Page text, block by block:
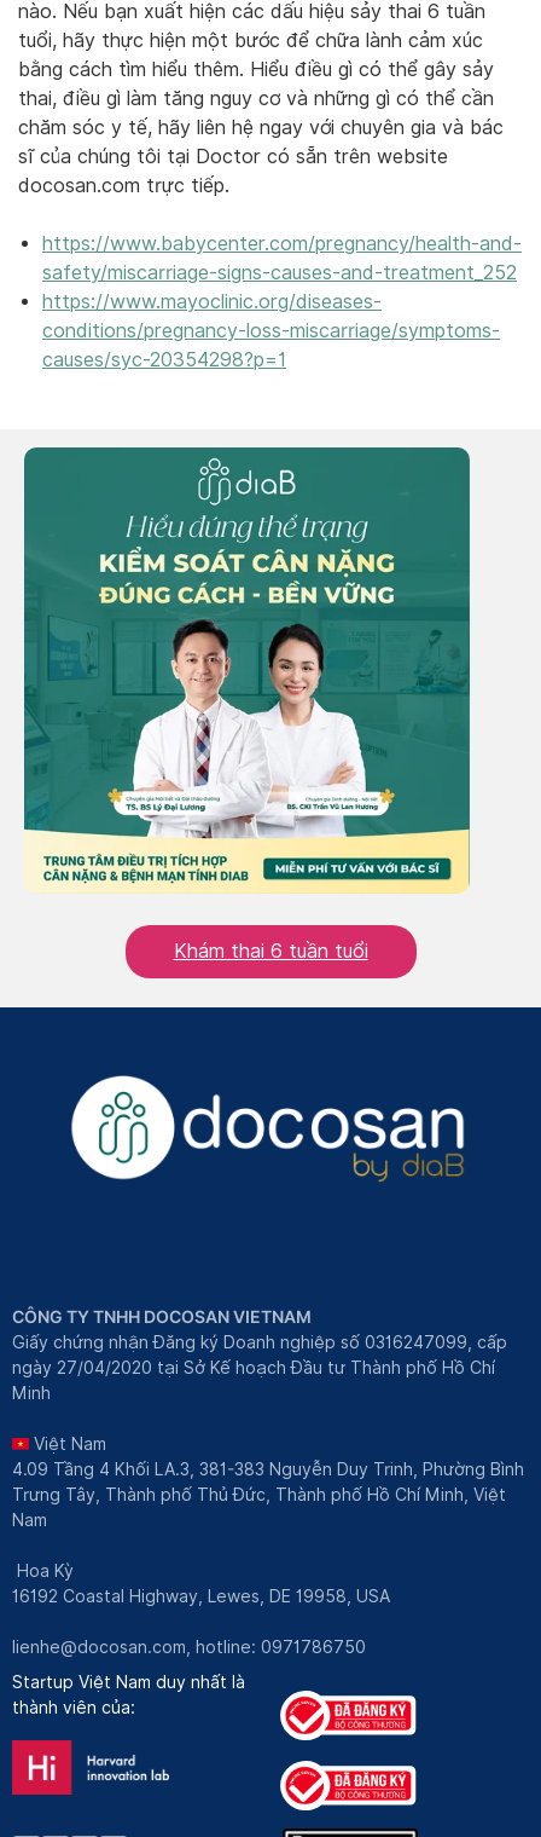
nào. Nếu bạn xuất hiện các dấu hiệu sảy thai 6 tuần
tuổi, hãy thực hiện một bước để chữa lành cảm xúc
bằng cách tìm hiểu thêm. Hiểu điều gì có thể gây sảy
thai, điều gì làm tăng nguy cơ và những gì có thể cần
chăm sóc y tế, hãy liên hệ ngay với chuyên gia và bác
sĩ của chúng tôi tại Doctor có sẵn trên website
docosan.com trực tiếp.
https://www.babycenter.com/pregnancy/health-and-
safety/miscarriage-signs-causes-and-treatment_252
https://www.mayoclinic.org/diseases-
conditions/pregnancy-loss-miscarriage/symptoms-
causes/syc-20354298?p=1
Khám thai 6 tuần tuổi
CÔNG TY TNHH DOCOSAN VIETNAM
Giấy chứng nhận Đăng ký Doanh nghiệp số 0316247099, cấp
ngày 27/04/2020 tại Sở Kế hoạch Đầu tư Thành phố Hồ Chí
Minh
Việt Nam
4.09 Tầng 4 Khối LA.3, 381-383 Nguyễn Duy Trinh, Phường Bình
Trưng Tây, Thành phố Thủ Đức, Thành phố Hồ Chí Minh, Việt
Nam
Hoa Kỳ
16192 Coastal Highway, Lewes, DE 19958, USA
lienhe@docosan.com , hotline: 0971786750
Startup Việt Nam duy nhất là
thành viên của: